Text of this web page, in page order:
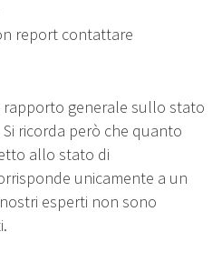
report contattare
generale sullo stato
ricorda però che quanto
allo stato di
unicamente a un
esperti non sono